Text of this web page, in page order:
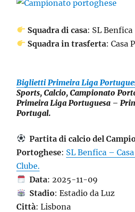
Squadra di casa: SL Benfica
Squadra in trasferta: Casa
Biglietti Primeira Liga
Sports, Calcio, Campionato
Primeira Liga Portuguesa –
Portugal.
Partita di calcio del
Portoghese: SL Benfica –
Clube.
Data: 2025-11-09
Stadio: Estadio da Luz
Città: Lisbona